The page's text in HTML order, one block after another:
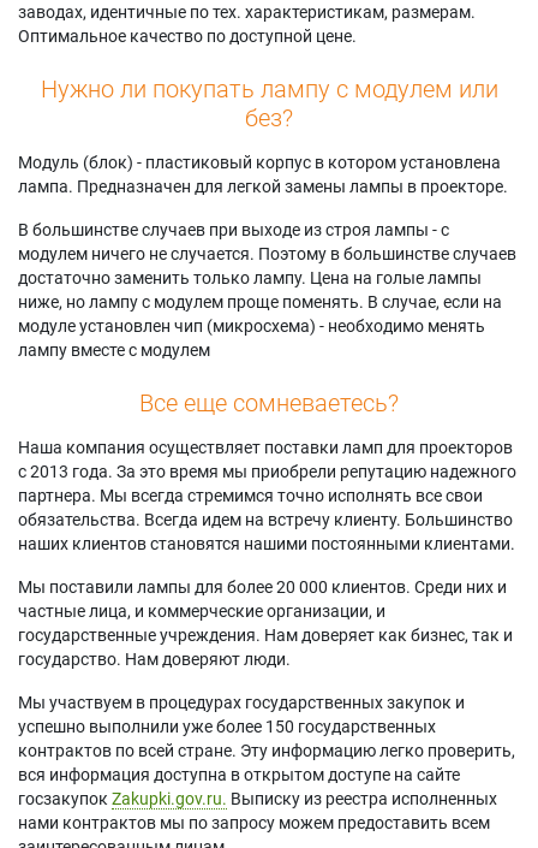
заводах, идентичные по тех. характеристикам, размерам.
Оптимальное качество по доступной цене.
Нужно ли покупать лампу с модулем или
без?
Модуль (блок) - пластиковый корпус в котором установлена
лампа. Предназначен для легкой замены лампы в проекторе.
В большинстве случаев при выходе из строя лампы - с
модулем ничего не случается. Поэтому в большинстве случаев
достаточно заменить только лампу. Цена на голые лампы
ниже, но лампу с модулем проще поменять. В случае, если на
модуле установлен чип (микросхема) - необходимо менять
лампу вместе с модулем
Все еще сомневаетесь?
Наша компания осуществляет поставки ламп для проекторов
с 2013 года. За это время мы приобрели репутацию надежного
партнера. Мы всегда стремимся точно исполнять все свои
обязательства. Всегда идем на встречу клиенту. Большинство
наших клиентов становятся нашими постоянными клиентами.
Мы поставили лампы для более 20 000 клиентов. Среди них и
частные лица, и коммерческие организации, и
государственные учреждения. Нам доверяет как бизнес, так и
государство. Нам доверяют люди.
Мы участвуем в процедурах государственных закупок и
успешно выполнили уже более 150 государственных
контрактов по всей стране. Эту информацию легко проверить,
вся информация доступна в открытом доступе на сайте
госзакупок Zakupki.gov.ru. Выписку из реестра исполненных
нами контрактов мы по запросу можем предоставить всем